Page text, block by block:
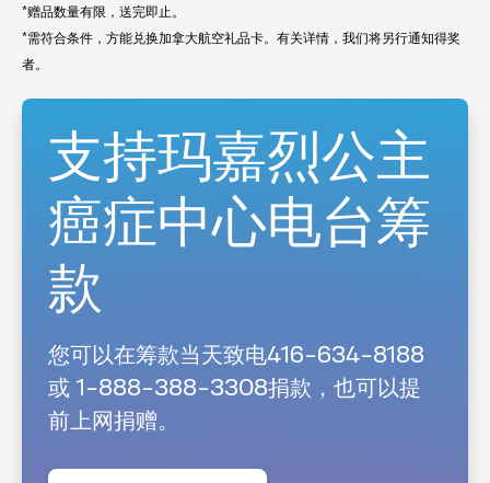
*赠品数量有限，送完即止。
*需符合条件，方能兑换加拿大航空礼品卡。有关详情，我们将另行通知得奖
者。
⽀持玛嘉烈公主
癌症中⼼电台筹
款
您可以在筹款当天致电416-634-8188
或 1-888-388-3308捐款，也可以提
前上⽹捐赠。